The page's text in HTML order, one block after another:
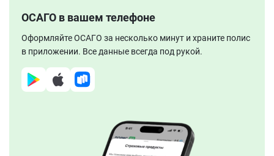
ОСАГО в вашем телефоне
Оформляйте ОСАГО за несколько минут и храните полис
в приложении. Все данные всегда под рукой.